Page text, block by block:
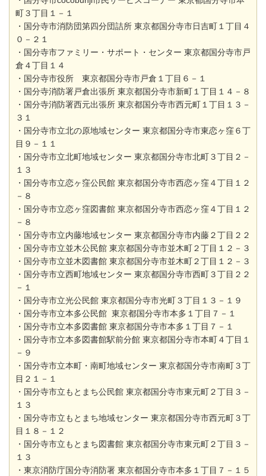
町３丁目１－１
・国分寺市消防団第四分団詰所 東京都国分寺市日吉町１丁目４
０－２１
・国分寺市ファミリー・サポート・センター 東京都国分寺市戸
倉４丁目１４
・国分寺市役所 東京都国分寺市戸倉１丁目６－１
・国分寺消防署戸倉出張所 東京都国分寺市新町１丁目１４－８
・国分寺消防署西元出張所 東京都国分寺市西元町１丁目１３－
３１
・国分寺市立北の原地域センター 東京都国分寺市東恋ヶ窪６丁
目９－１１
・国分寺市立北町地域センター 東京都国分寺市北町３丁目２－
１３
・国分寺市立恋ヶ窪公民館 東京都国分寺市西恋ヶ窪４丁目１２
－８
・国分寺市立恋ヶ窪図書館 東京都国分寺市西恋ヶ窪４丁目１２
－８
・国分寺市立内藤地域センター 東京都国分寺市内藤２丁目２２
・国分寺市立並木公民館 東京都国分寺市並木町２丁目１２－３
・国分寺市立並木図書館 東京都国分寺市並木町２丁目１２－３
・国分寺市立西町地域センター 東京都国分寺市西町３丁目２２
－１
・国分寺市立光公民館 東京都国分寺市光町３丁目１３－１９
・国分寺市立本多公民館 東京都国分寺市本多１丁目７－１
・国分寺市立本多図書館 東京都国分寺市本多１丁目７－１
・国分寺市立本多図書館駅前分館 東京都国分寺市本町４丁目１
－９
・国分寺市立本町・南町地域センター 東京都国分寺市南町３丁
目２１－１
・国分寺市立もとまち公民館 東京都国分寺市東元町２丁目３－
１３
・国分寺市立もとまち地域センター 東京都国分寺市西元町３丁
目１８－１２
・国分寺市立もとまち図書館 東京都国分寺市東元町２丁目３－
１３
・東京消防庁国分寺消防署 東京都国分寺市本多１丁目７－１５